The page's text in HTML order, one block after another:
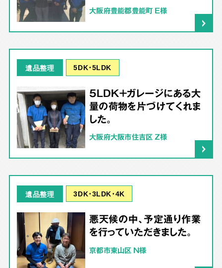
大阪府豊能郡豊能町 E様
遺品整理 5DK･5LDK
5LDK＋ガレージにある大
量の荷物を片づけてくれま
した。
大阪府大阪市住吉区 Z様
遺品整理 3DK･3LDK･4K
悪天候の中、予定通り作業
を行っていただきました。
京都市東山区 N様